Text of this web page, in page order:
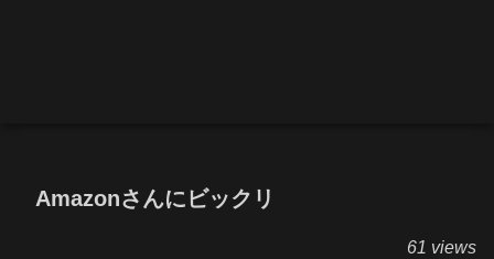
Amazonさんにビックリ
61 views